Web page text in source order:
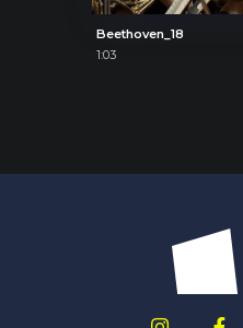
Beethoven_18
1:03